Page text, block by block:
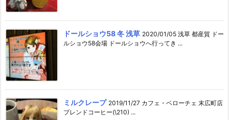
ドールショウ58 冬 浅草 2020/01/05 浅草 都産貿 ドー
ルショウ58会場 ドールショウへ行ってき ...
ミルクレープ 2019/11/27 カフェ・ベローチェ 末広町店
ブレンドコーヒー(\210) ...